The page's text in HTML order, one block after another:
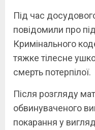
Під час
повідомили про
Кримінального
тяжке тілесне
смерть потерпілої.
Після розгляду
обвинуваченого
покарання у